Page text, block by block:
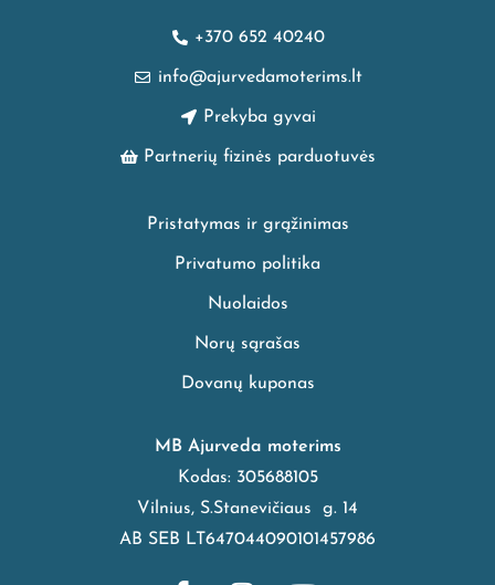
+370 652 40240
info@ajurvedamoterims.lt
Prekyba gyvai
Partnerių fizinės parduotuvės
Pristatymas ir grąžinimas
Privatumo politika
Nuolaidos
Norų sąrašas
Dovanų kuponas
MB Ajurveda moterims
Kodas: 305688105
Vilnius, S.Stanevičiaus g. 14
AB SEB LT647044090101457986